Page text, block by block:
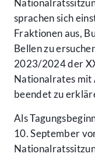
sprachen sich
Fraktionen aus,
Bellen zu
2023/2024 der
Nationalrates mit
beendet zu
Als
10. September